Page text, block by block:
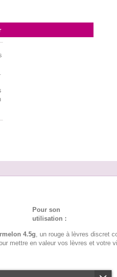
Pour son
utilisation :
4.5g, un rouge à lèvres discret
mettre en valeur vos lèvres et votre